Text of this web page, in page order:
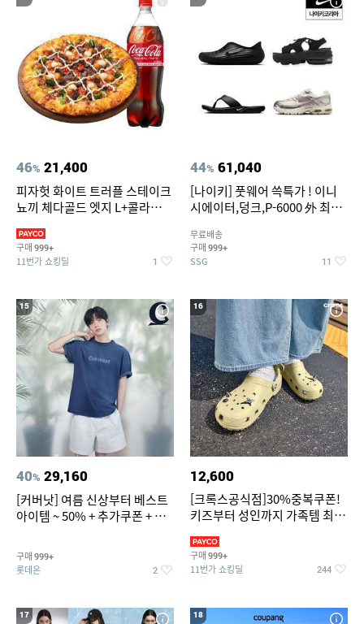
46% 21,400
피자헛 화이트 트러플 스테이크
뇨끼 체다골드 엣지 L+콜라
구매 999+
11번가 쇼킹딜 1
44% 61,040
[나이키] 풋웨어 쓱특가 ! 이니
시에이터,덩크,P-6000 外 최대
무료배송
구매 999+
SSG 11
15
40% 29,160
[커버낫] 여름 신상부터 베스트
아이템 ~ 50% + 추가쿠폰 + 카
구매 999+
롯데온 2
16
12,600
[크록스공식점]30%중복쿠폰!
키즈부터 성인까지 가족템 최대
구매 999+
11번가 쇼킹딜 244
17 18